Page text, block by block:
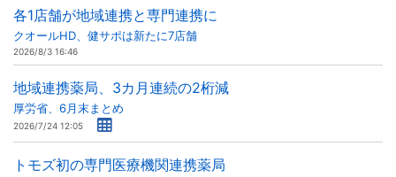
各1店舗が地域連携と専門連携に
クオールHD、健サポは新たに7店舗
2026/8/3 16:46
地域連携薬局、3カ月連続の2桁減
厚労省、6月末まとめ
2026/7/24 12:05
トモズ初の専門医療機関連携薬局